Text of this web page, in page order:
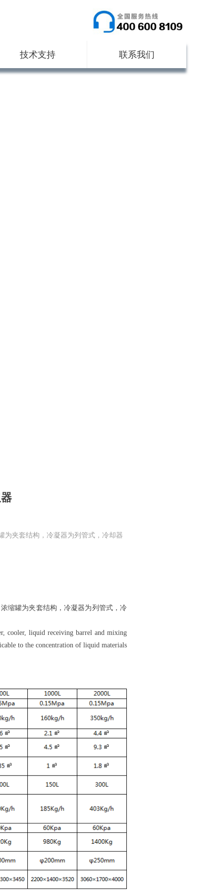
技术支持 联系我们
为夹套结构，冷凝器为列管式，冷却器
缩罐为夹套结构，冷凝器为列管式，冷
cooler, liquid receiving barrel and mixing
to the concentration of liquid materials